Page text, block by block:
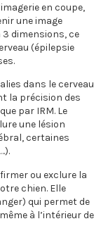
en coupe,
une image
dimensions, ce
(épilepsie
dans le cerveau
la précision des
par IRM. Le
une lésion
certaines
ou exclure la
chien. Elle
qui permet de
à l’intérieur de